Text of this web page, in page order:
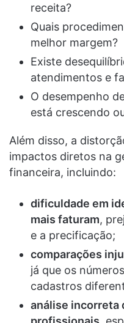
receita?
Quais
melhor margem?
Existe
atendimentos e
O desempenho
está crescendo
Além disso, a
impactos diretos na
financeira, incluindo:
dificuldade em
mais faturam,
e a precificação;
comparações
já que os
cadastros
análise incorreta